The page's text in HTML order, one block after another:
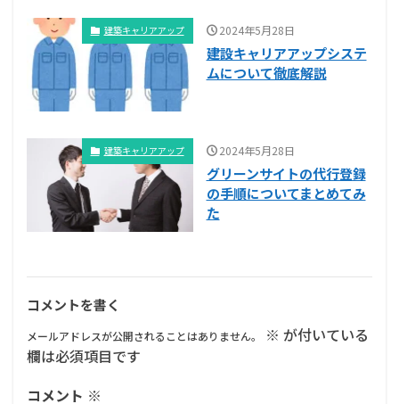
建築キャリアアップ 2024年5月28日
建設キャリアアップシステ
ムについて徹底解説
建築キャリアアップ 2024年5月28日
グリーンサイトの代行登録
の手順についてまとめてみ
た
コメントを書く
メールアドレスが公開されることはありません。 ※ が付いている
欄は必須項目です
コメント ※